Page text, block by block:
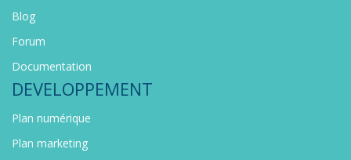
Blog
Forum
Documentation
DEVELOPPEMENT
Plan numérique
Plan marketing